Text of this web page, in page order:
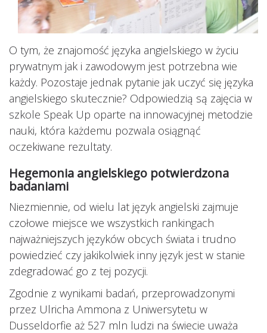
O tym, że znajomość języka angielskiego w życiu
prywatnym jak i zawodowym jest potrzebna wie
każdy. Pozostaje jednak pytanie jak uczyć się języka
angielskiego skutecznie? Odpowiedzią są zajęcia w
szkole Speak Up oparte na innowacyjnej metodzie
nauki, która każdemu pozwala osiągnąć
oczekiwane rezultaty.
Hegemonia angielskiego potwierdzona
badaniami
Niezmiennie, od wielu lat język angielski zajmuje
czołowe miejsce we wszystkich rankingach
najważniejszych języków obcych świata i trudno
powiedzieć czy jakikolwiek inny język jest w stanie
zdegradować go z tej pozycji.
Zgodnie z wynikami badań, przeprowadzonymi
przez Ulricha Ammona z Uniwersytetu w
Dusseldorfie aż 527 mln ludzi na świecie uważa